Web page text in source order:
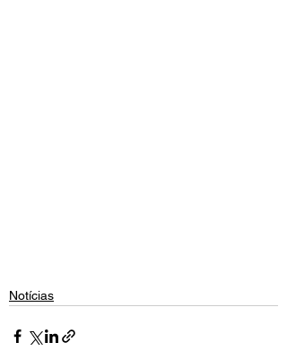
Notícias